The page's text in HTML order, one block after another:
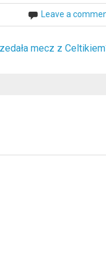
Leave a
mecz z